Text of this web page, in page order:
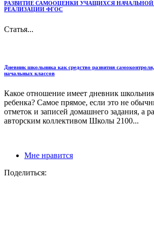
РАЗВИТИЕ САМООЦЕНКИ УЧАЩИХСЯ
РЕАЛИЗАЦИИ ФГОС
Статья...
Дневник школьника как средство развития
начальных классов
Какое отношение имеет дневник
ребенка? Самое прямое, если это не
отметок и записей домашнего задания, а
авторским коллективом Школы 2100...
Мне нравится
Поделиться: